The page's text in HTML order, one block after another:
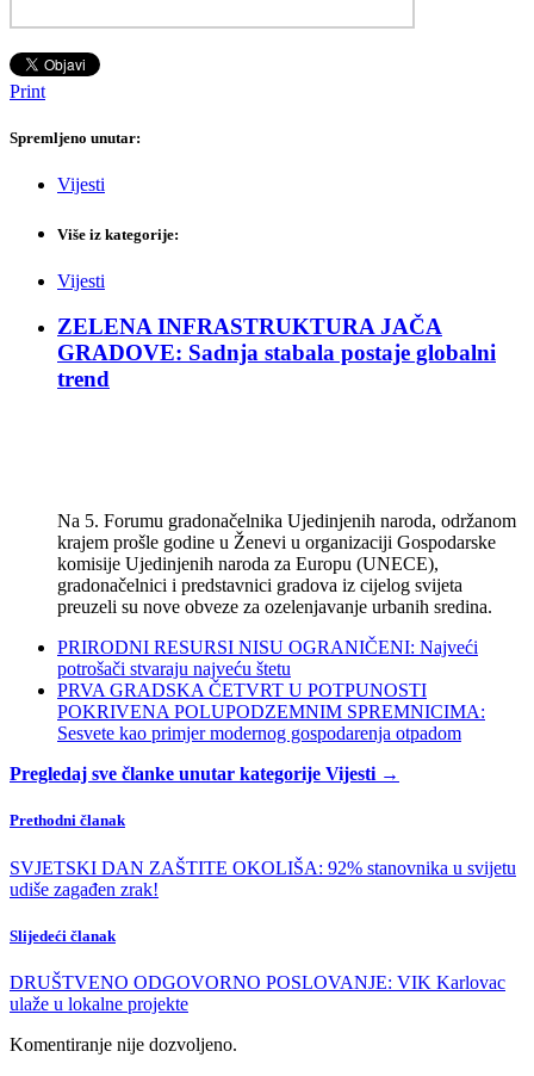
Print
Spremljeno unutar:
Vijesti
Više iz kategorije:
Vijesti
ZELENA INFRASTRUKTURA JAČA
GRADOVE: Sadnja stabala postaje globalni
trend
Na 5. Forumu gradonačelnika Ujedinjenih naroda, održanom
krajem prošle godine u Ženevi u organizaciji Gospodarske
komisije Ujedinjenih naroda za Europu (UNECE),
gradonačelnici i predstavnici gradova iz cijelog svijeta
preuzeli su nove obveze za ozelenjavanje urbanih sredina.
PRIRODNI RESURSI NISU OGRANIČENI: Najveći
potrošači stvaraju najveću štetu
PRVA GRADSKA ČETVRT U POTPUNOSTI
POKRIVENA POLUPODZEMNIM SPREMNICIMA:
Sesvete kao primjer modernog gospodarenja otpadom
Pregledaj sve članke unutar kategorije Vijesti →
Prethodni članak
SVJETSKI DAN ZAŠTITE OKOLIŠA: 92% stanovnika u svijetu
udiše zagađen zrak!
Slijedeći članak
DRUŠTVENO ODGOVORNO POSLOVANJE: VIK Karlovac
ulaže u lokalne projekte
Komentiranje nije dozvoljeno.